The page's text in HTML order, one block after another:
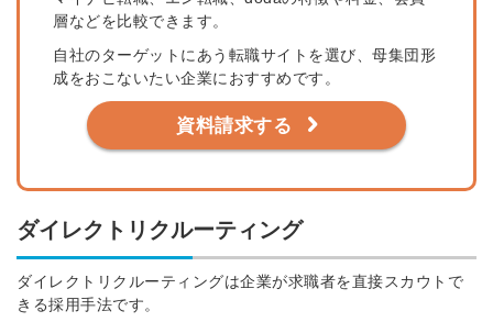
層などを比較できます。
自社のターゲットにあう転職サイトを選び、母集団形
成をおこないたい企業におすすめです。
資料請求する
ダイレクトリクルーティング
ダイレクトリクルーティングは企業が求職者を直接スカウトで
きる採用手法です。
をご利用する
採用課題の解決、新しい採用の
取り組みなどを取材したインタ
ビュー記事が読める
採用にまつわる独自の調査レポ
ートが届く
採用に役立つ記事・資料が届く
メールアドレス